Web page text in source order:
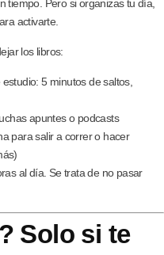
tiempo. Pero si organizas tu día,
activarte.
los libros:
5 minutos de saltos,
apuntes o podcasts
para salir a correr o hacer
al día. Se trata de no pasar
Solo si te